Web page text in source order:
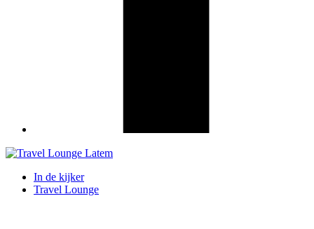
In de kijker
Travel Lounge